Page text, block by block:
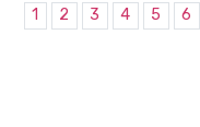
1 2 3 4 5 6